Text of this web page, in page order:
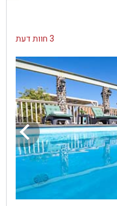
3 חוות דעת